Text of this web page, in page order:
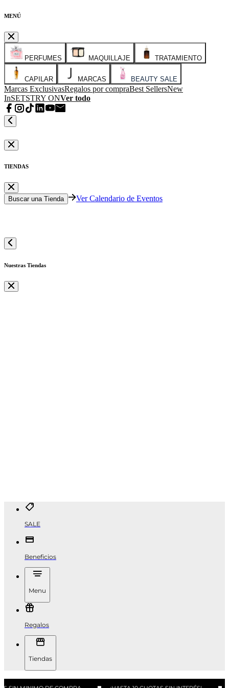
MENÚ
PERFUMES MAQUILLAJE TRATAMIENTO
CAPILAR MARCAS BEAUTY SALE
Marcas ExclusivasRegalos por compraBest SellersNew
InSETSTRY ONVer todo
TIENDAS
Buscar una Tienda Ver Calendario de Eventos
Nuestras Tiendas
SALE
Beneficios
Menu
Regalos
Tiendas